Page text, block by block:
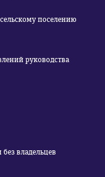
поселению
руководства
владельцев